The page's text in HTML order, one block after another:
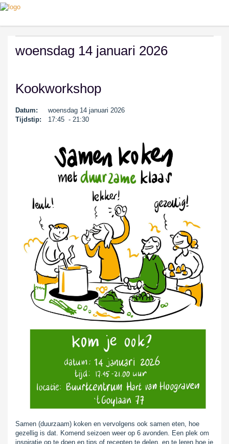
woensdag 14 januari 2026
Kookworkshop
Datum:
woensdag 14 januari 2026
Tijdstip:
17:45 - 21:30
Samen (duurzaam) koken en vervolgens ook samen eten, hoe
gezellig is dat. Komend seizoen weer op 6 avonden. Een plek om
inspiratie op te doen en tips of recepten te delen, en te leren hoe je